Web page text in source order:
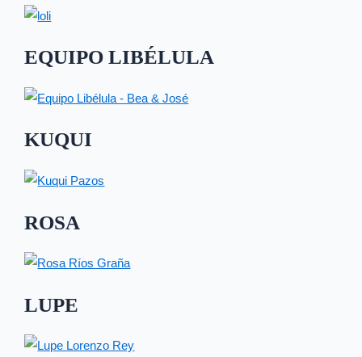
EQUIPO LIBÉLULA
KUQUI
ROSA
LUPE